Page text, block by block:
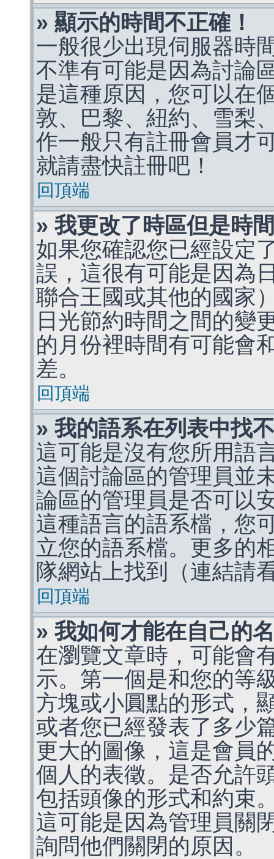
» 顯示的時間不正確！
一般很少出現伺服器時
不準有可能是因為討論
是這種原因，您可以在
敦、巴黎、紐約、雪梨
作一般只有註冊會員才
就請盡快註冊吧！
回頂端
» 我更改了時區但是時
如果您確認您已經設定
誤，這很有可能是因為
聯合王國或其他的國家
日光節約時間之間的變
的月份裡時間有可能會
差。
回頂端
» 我的語系在列表中找
這可能是沒有您所用語
這個討論區的管理員並
論區的管理員是否可以
這種語言的語系檔，您
立您的語系檔。更多的
隊網站上找到（連結請
回頂端
» 我如何才能在自己的
在瀏覽文章時，可能會
示。第一個是和您的等
方塊或小圓點的形式，
或者您已經發表了多少
更大的圖像，這是會員
個人的表徵。是否允許
包括頭像的形式和約束
這可能是因為管理員關
詢問他們關閉的原因。